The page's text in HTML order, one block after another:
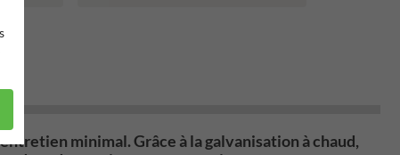
entretien minimal. Grâce à lagalvanisation à chaud,